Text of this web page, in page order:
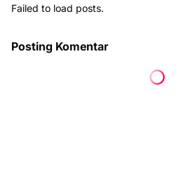
Failed to load posts.
Posting Komentar